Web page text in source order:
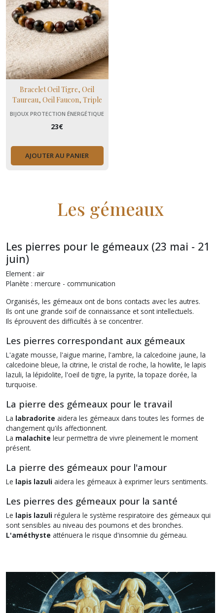
Bracelet Oeil Tigre, Oeil
Taureau, Oeil Faucon, Triple
Protection, Bracelet Reiki
Domidora
BIJOUX PROTECTION ÉNERGÉTIQUE
23€
AJOUTER AU PANIER
Les gémeaux
Les pierres pour le gémeaux (23 mai - 21
juin)
Element : air
Planète : mercure - communication
Organisés, les gémeaux ont de bons contacts avec les autres.
Ils ont une grande soif de connaissance et sont intellectuels.
Ils éprouvent des difficultés à se concentrer.
Les pierres correspondant aux gémeaux
L'agate mousse, l'aigue marine, l'ambre, la calcedoine jaune, la
calcedoine bleue, la citrine, le cristal de roche, la howlite, le lapis
lazuli, la lépidolite, l'oeil de tigre, la pyrite, la topaze dorée, la
turquoise.
La pierre des gémeaux pour le travail
La labradorite aidera les gémeaux dans toutes les formes de
changement qu'ils affectionnent.
La malachite leur permettra de vivre pleinement le moment
présent.
La pierre des gémeaux pour l'amour
Le lapis lazuli aidera les gémeaux à exprimer leurs sentiments.
Les pierres des gémeaux pour la santé
Le lapis lazuli régulera le système respiratoire des gémeaux qui
sont sensibles au niveau des poumons et des bronches.
L'améthyste atténuera le risque d'insomnie du gémeau.